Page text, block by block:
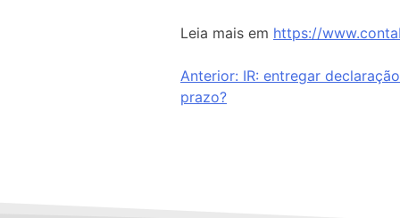
Leia mais em https://
Anterior: IR: entregar
prazo?